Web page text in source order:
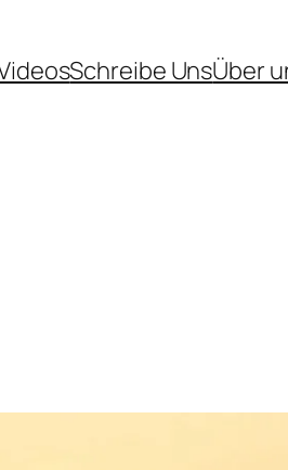
Schreibe UnsÜber